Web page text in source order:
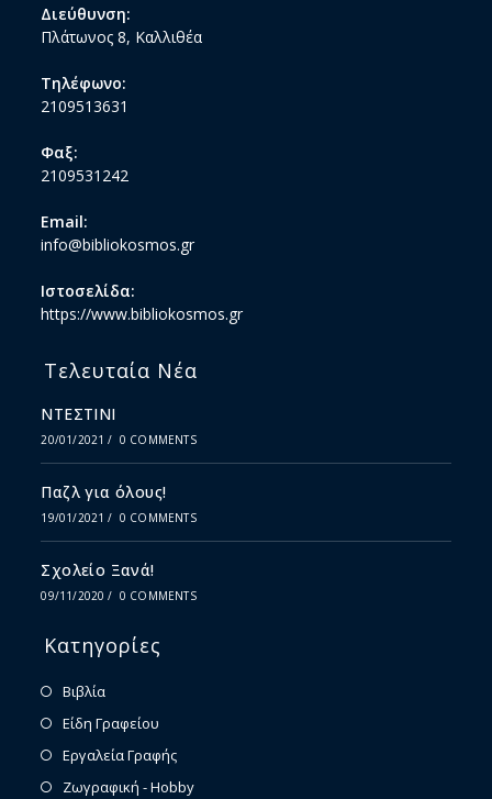
Διεύθυνση:
Πλάτωνος 8, Καλλιθέα
Τηλέφωνο:
2109513631
Φαξ:
2109531242
Email:
info@bibliokosmos.gr
Ιστοσελίδα:
https://www.bibliokosmos.gr
Τελευταία Νέα
ΝΤΕΣΤΙΝΙ
20/01/2021 / 0 COMMENTS
Παζλ για όλους!
19/01/2021 / 0 COMMENTS
Σχολείο Ξανά!
09/11/2020 / 0 COMMENTS
Κατηγορίες
Βιβλία
Είδη Γραφείου
Εργαλεία Γραφής
Ζωγραφική - Hobby